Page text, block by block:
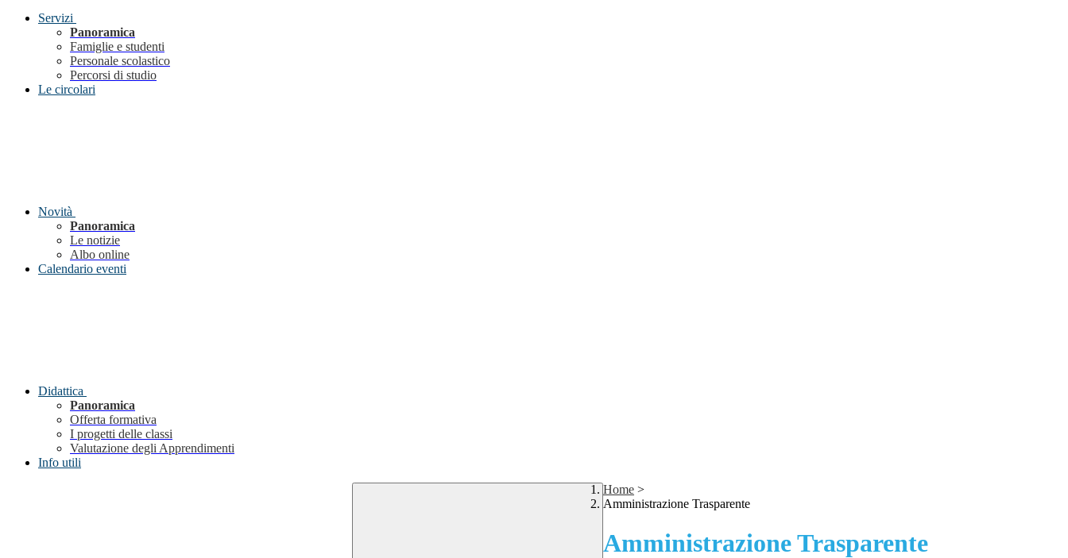
Servizi
Panoramica
Famiglie e studenti
Personale scolastico
Percorsi di studio
Le circolari
Novità
Panoramica
Le notizie
Albo online
Calendario eventi
Didattica
Panoramica
Offerta formativa
I progetti delle classi
Valutazione degli Apprendimenti
Info utili
Home >
Amministrazione Trasparente
Amministrazione Trasparente